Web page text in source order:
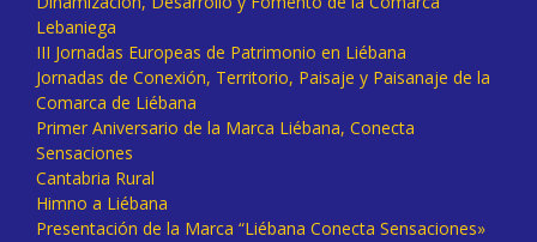
Lebaniega
III Jornadas Europeas de Patrimonio en Liébana
Jornadas de Conexión, Territorio, Paisaje y Paisanaje de la
Comarca de Liébana
Primer Aniversario de la Marca Liébana, Conecta
Sensaciones
Cantabria Rural
Himno a Liébana
Presentación de la Marca “Liébana Conecta Sensaciones»